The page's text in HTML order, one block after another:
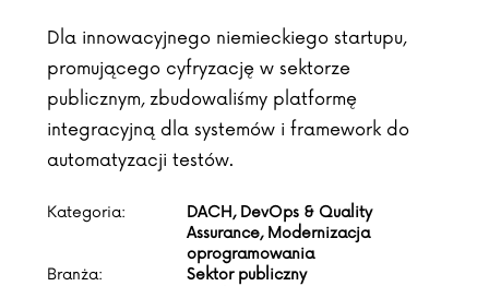
Dla innowacyjnego niemieckiego startupu,
promującego cyfryzację w sektorze
publicznym, zbudowaliśmy platformę
integracyjną dla systemów i framework do
automatyzacji testów.
Kategoria:
DACH, DevOps & Quality
Assurance, Modernizacja
oprogramowania
Branża:
Sektor publiczny